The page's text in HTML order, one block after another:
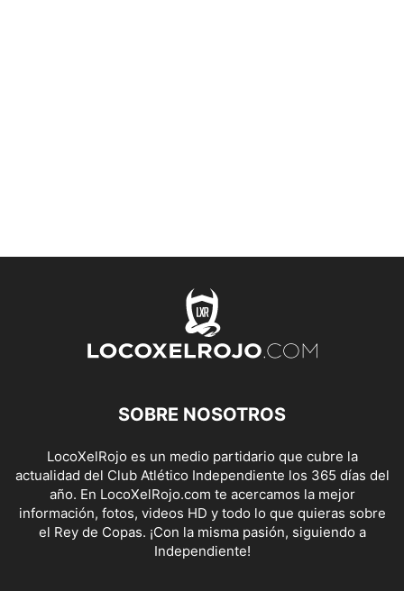
SOBRE NOSOTROS
LocoXelRojo es un medio partidario que cubre la
actualidad del Club Atlético Independiente los 365 días del
año. En LocoXelRojo.com te acercamos la mejor
información, fotos, videos HD y todo lo que quieras sobre
el Rey de Copas. ¡Con la misma pasión, siguiendo a
Independiente!